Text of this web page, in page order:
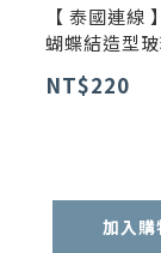
【 泰國連
蝴蝶結造型
NT$220
加入購